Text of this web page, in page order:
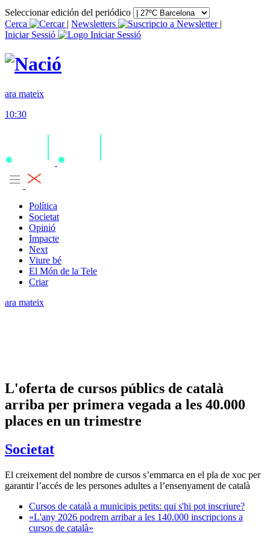
Seleccionar edición del periódico
Cerca
| Newsletters
|
Iniciar Sessió
ara mateix
10:30
Política
Societat
Opinió
Impacte
Next
Viure bé
El Món de la Tele
Criar
ara mateix
L'oferta de cursos públics de català
arriba per primera vegada a les 40.000
places en un trimestre
Societat
El creixement del nombre de cursos s’emmarca en el pla de xoc per
garantir l’accés de les persones adultes a l’ensenyament de català
Cursos de català a municipis petits: qui s'hi pot inscriure?
«L'any 2026 podrem arribar a les 140.000 inscripcions a
cursos de català»